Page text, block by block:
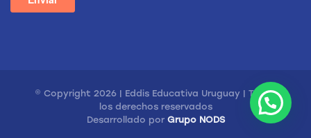
© Copyright 2026 | Eddis Educativa Uruguay | Todos
los derechos reservados
Desarrollado por Grupo NODS